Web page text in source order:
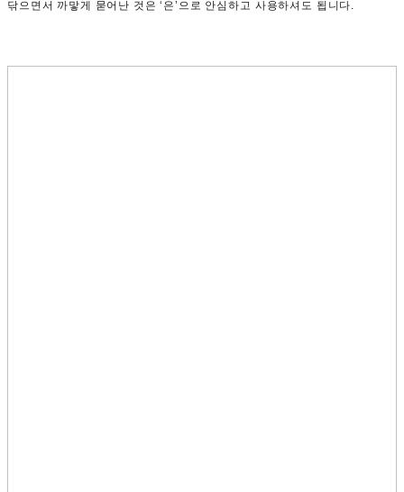
닦으면서 까맣게 묻어난 것은 ‘은’으로 안심하고 사용하셔도 됩니다.